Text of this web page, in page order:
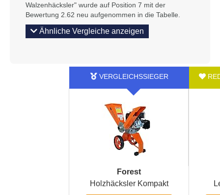
Walzenhäcksler" wurde auf Position 7 mit der
Bewertung 2.62 neu aufgenommen in die Tabelle.
Ähnliche Vergleiche anzeigen
Forest
Holzhäcksler Kompakt